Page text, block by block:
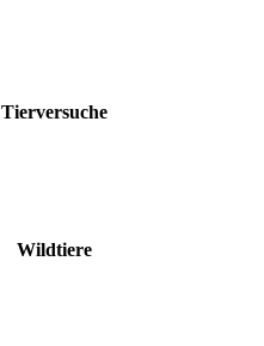
Tierversuche
Wildtiere